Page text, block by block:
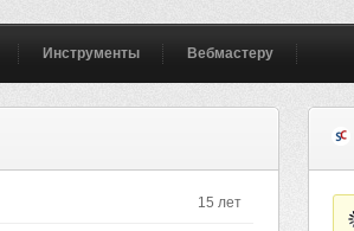
Инструменты Вебмастеру
15 лет